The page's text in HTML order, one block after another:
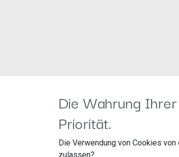
Die Wahrung
Priorität.
Die Verwendung von Cookies
zulassen?